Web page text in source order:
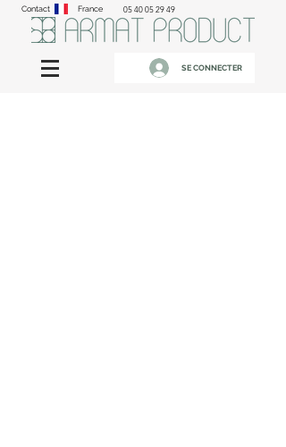
Contact France 05 40 05 29 49
SE CONNECTER